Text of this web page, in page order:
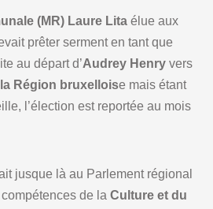
(MR) Laure Lita élue aux
prêter serment en tant que
au départ d’Audrey Henry vers
Région bruxelloise mais étant
l’élection est reportée au mois
jusque là au Parlement régional
de la Culture et du